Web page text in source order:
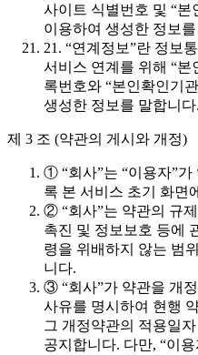
사이트 식별번호 및 “본
이용하여 생성한 정보
21. “연계정보”란 정보
서비스 연계를 위해 “본
록번호와 “본인확인기
생성한 정보를 말합니다.
제 3 조 (약관의 게시와 개정)
① “회사”는 “이용자”가
록 본 서비스 초기 화면
② “회사”는 약관의 규
촉진 및 정보보호 등에
령을 위배하지 않는 범
니다.
③ “회사”가 약관을 개
사유를 명시하여 현행
그 개정약관의 적용일
공지합니다. 다만, “이